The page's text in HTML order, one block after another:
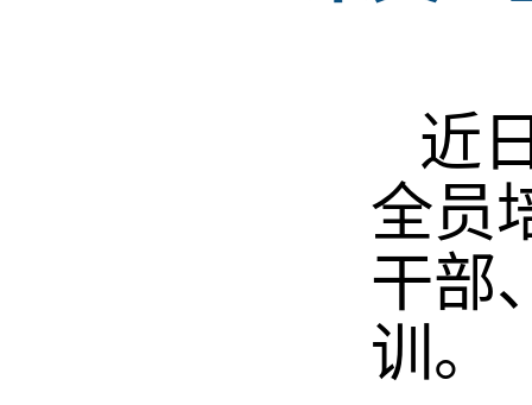
近
全员
干部
训。